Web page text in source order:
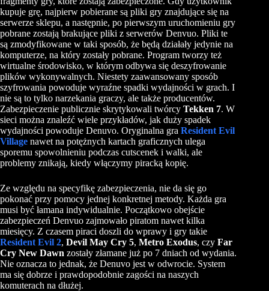
kupuje grę, najpierw pobierane są pliki gry znajdujące się na
serwerze sklepu, a następnie, po pierwszym uruchomieniu gry
pobrane zostają brakujące pliki z serwerów Denvuo. Pliki te
są zmodyfikowane w taki sposób, że będą działały jedynie na
komputerze, na który zostały pobrane. Program tworzy też
wirtualne środowisko, w którym odbywa się deszyfrowanie
plików wykonywalnych. Niestety zaawansowany sposób
szyfrowania powoduje wyraźne spadki wydajności w grach. I
nie są to tylko narzekania graczy, ale także producentów.
Zabezpieczenie publicznie skrytykowali twórcy Tekken 7. W
sieci można znaleźć wiele przykładów, jak duży spadek
wydajności powoduje Denuvo. Oryginalna gra Resident Evil
Village nawet na potężnych kartach graficznych ulega
sporemu spowolnieniu podczas cutscenek i walki, ale
problemy znikają, kiedy włączymy piracką kopię.
Ze względu na specyfikę zabezpieczenia, nie da się go
pokonać przy pomocy jednej konkretnej metody. Każda gra
musi być łamana indywidualnie. Początkowo obejście
zabezpieczeń Denvuo zajmowało piratom nawet kilka
miesięcy. Z czasem piraci doszli do wprawy i gry takie
Resident Evil 2, Devil May Cry 5, Metro Exodus, czy Far
Cry New Dawn zostały złamane już po 7 dniach od wydania.
Nie oznacza to jednak, że Denuvo jest w odwrocie. System
ma się dobrze i prawdopodobnie zagości na naszych
komuterach na dłużej.